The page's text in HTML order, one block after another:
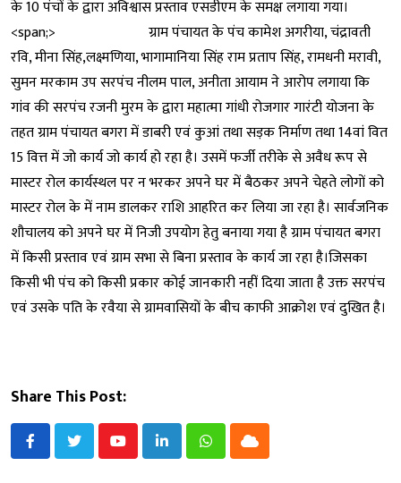
के 10 पंचों के द्वारा अविश्वास प्रस्ताव एसडीएम के समक्ष लगाया गया।
<span;> ग्राम पंचायत के पंच कामेश अगरीया, चंद्रावती
रवि, मीना सिंह,लक्ष्मणिया, भागामानिया सिंह राम प्रताप सिंह, रामधनी मरावी,
सुमन मरकाम उप सरपंच नीलम पाल, अनीता आयाम ने आरोप लगाया कि
गांव की सरपंच रजनी मुरम के द्वारा महात्मा गांधी रोजगार गारंटी योजना के
तहत ग्राम पंचायत बगरा में डाबरी एवं कुआं तथा सड़क निर्माण तथा 14वां वित
15 वित्त में जो कार्य जो कार्य हो रहा है। उसमें फर्जी तरीके से अवैध रूप से
मास्टर रोल कार्यस्थल पर न भरकर अपने घर में बैठकर अपने चेहते लोगों को
मास्टर रोल के में नाम डालकर राशि आहरित कर लिया जा रहा है। सार्वजनिक
शौचालय को अपने घर में निजी उपयोग हेतु बनाया गया है ग्राम पंचायत बगरा
में किसी प्रस्ताव एवं ग्राम सभा से बिना प्रस्ताव के कार्य जा रहा है।जिसका
किसी भी पंच को किसी प्रकार कोई जानकारी नहीं दिया जाता है उक्त सरपंच
एवं उसके पति के रवैया से ग्रामवासियों के बीच काफी आक्रोश एवं दुखित है।
Share This Post:
YoutubeLinkedInWhatsappCloud